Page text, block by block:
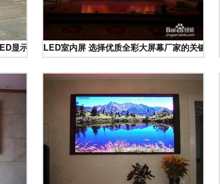
显示屏与诺瓦K系列系统的深度解析
LED室内屏 选择优质全彩大屏幕厂家的关键指